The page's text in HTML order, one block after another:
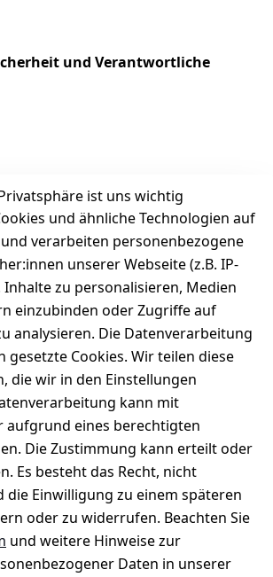
und Verantwortliche
ist uns wichtig
und ähnliche Technologien auf
verarbeiten personenbezogene
unserer Webseite (z.B. IP-
Inhalte zu personalisieren, Medien
einzubinden oder Zugriffe auf
analysieren. Die Datenverarbeitung
Cookies. Wir teilen diese
die wir in den Einstellungen
kann mit
aufgrund eines berechtigten
Die Zustimmung kann erteilt oder
Es besteht das Recht, nicht
die Einwilligung zu einem späteren
oder zu widerrufen. Beachten Sie
und weitere Hinweise zur
Daten in unserer
Informatio
nen
Retourenlage
r: Eichenallee
3, 06184
Kabelsketal
Telefon: +49
1512 6260858
E-Mail:
info@konsyst
em.de
Blog und
Wissensdaten
bank
Über uns
★★★★☆
Top-Verkäufer
★★★★★
Bewertungen
Über 228.000